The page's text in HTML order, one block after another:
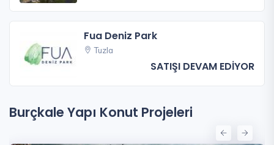
Fua Deniz Park
Tuzla
SATIŞI DEVAM EDİYOR
Burçkale Yapı Konut Projeleri